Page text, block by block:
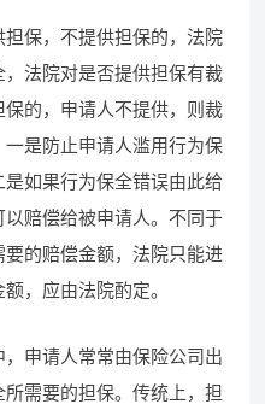
保，不提供担保的，法院
法院对是否提供担保有裁
的，申请人不提供，则裁
是防止申请人滥用行为保
如果行为保全错误由此给
赔偿给被申请人。不同于
的赔偿金额，法院只能进
，应由法院酌定。
申请人常常由保险公司出
需要的担保。传统上，担